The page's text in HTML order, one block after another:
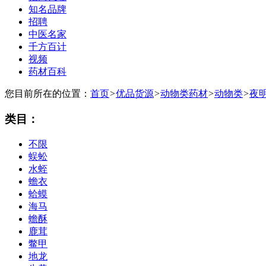
知名品牌
招聘
中医名家
千方百计
视频
药材百科
您目前所在的位置： 首页>优品货源>动物类药材>动物类>夜
类目：
不限
蜈蚣
水蛭
蟾衣
蛤蟆
海马
蟾酥
鹿茸
鳖甲
地龙